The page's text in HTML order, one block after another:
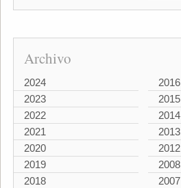
Archivo
2024
2023
2022
2021
2020
2019
2018
2016
2015
2014
2013
2012
2008
2007